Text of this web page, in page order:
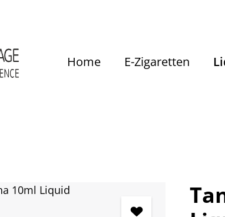
Home E-Zigaretten